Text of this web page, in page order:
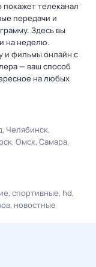
покажет телеканал
передачи и
Здесь вы
на неделю.
и фильмы онлайн с
— ваш способ
на любых
Челябинск
Омск Самара
спортивные hd
новостные